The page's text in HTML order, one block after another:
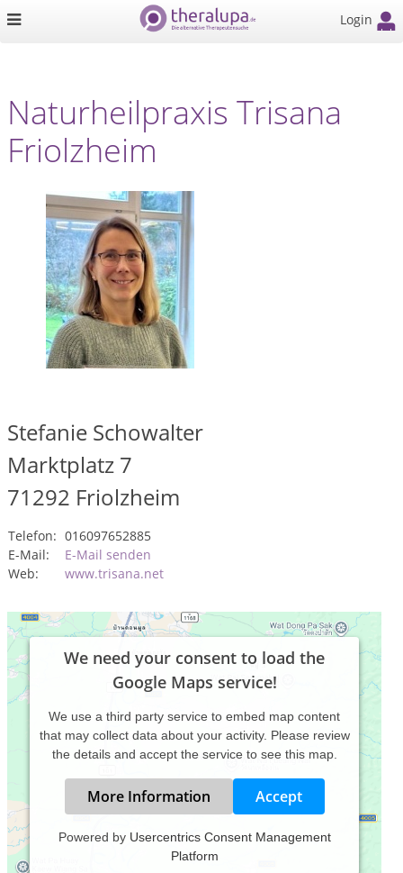
Login
Naturheilpraxis Trisana
Friolzheim
Stefanie Schowalter
Marktplatz 7
71292 Friolzheim
Telefon: 016097652885
E-Mail:
E-Mail senden
Web:
www.trisana.net
We need your consent to load the
Google Maps service!
We use a third party service to embed map content
that may collect data about your activity. Please review
the details and accept the service to see this map.
More Information Accept
Powered by Usercentrics Consent Management
Platform
Praxiszeiten: